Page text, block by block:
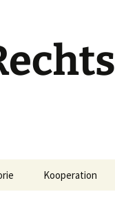
Kooperation